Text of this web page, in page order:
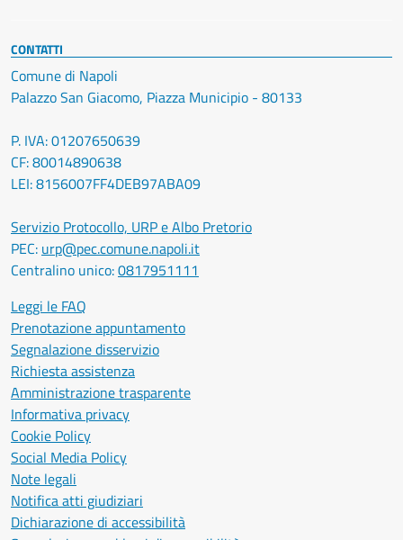
CONTATTI
Comune di Napoli
Palazzo San Giacomo, Piazza Municipio - 80133
P. IVA: 01207650639
CF: 80014890638
LEI: 8156007FF4DEB97ABA09
Servizio Protocollo, URP e Albo Pretorio
PEC: urp@pec.comune.napoli.it
Centralino unico:0817951111
Leggi le FAQ
Prenotazione appuntamento
Segnalazione disservizio
Richiesta assistenza
Amministrazione trasparente
Informativa privacy
Cookie Policy
Social Media Policy
Note legali
Notifica atti giudiziari
Dichiarazione di accessibilità